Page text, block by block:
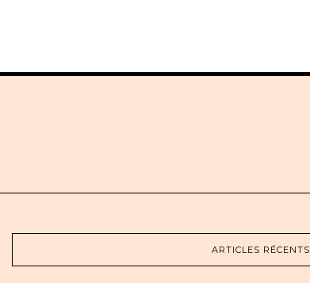
ARTICLES RÉCENTS